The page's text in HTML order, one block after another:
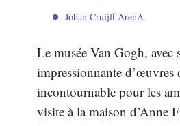
Johan Cruijff ArenA
Le musée Van Gogh, avec
impressionnante d’œuvres
incontournable pour les
visite à la maison d’Anne